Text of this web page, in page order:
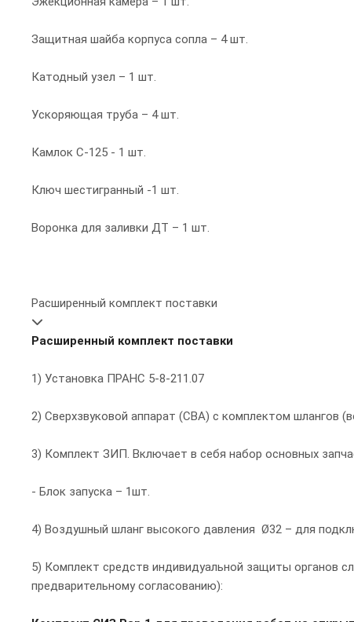
Защитная шайба корпуса сопла – 4 шт.
Катодный узел – 1 шт.
Ускоряющая труба – 4 шт.
Камлок С-125 - 1 шт.
Ключ шестигранный -1 шт.
Воронка для заливки ДТ – 1 шт.
Расширенный комплект поставки
Расширенный комплект поставки
1) Установка ПРАНС 5-8-211.07
2) Сверхзвуковой аппарат (СВА) с комплектом шлангов
3) Комплект ЗИП. Включает в себя набор основных
- Блок запуска – 1шт.
4) Воздушный шланг высокого давления Ø32 – для
5) Комплект средств индивидуальной защиты органов
предварительному согласованию):